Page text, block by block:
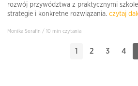
rozwój przywództwa z praktycznymi
strategie i konkretne rozwiązania. czytaj
Monika Serafin / 10 min czytania
1 2 3 4